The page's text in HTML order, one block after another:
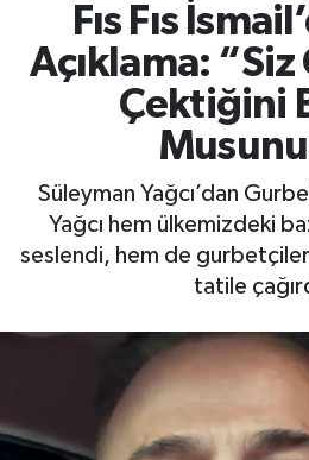
Fıs Fıs
Açıklama: “Siz
Çektiğini
Süleyman Yağcı’dan
Yağcı hem ülkemizdeki
seslendi, hem de
tatile